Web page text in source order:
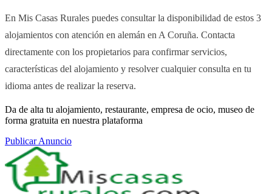
En Mis Casas Rurales puedes consultar la disponibilidad de estos 3
alojamientos con atención en alemán en A Coruña. Contacta
directamente con los propietarios para confirmar servicios,
características del alojamiento y resolver cualquier consulta en tu
idioma antes de realizar la reserva.
Da de alta tu alojamiento, restaurante, empresa de ocio, museo de
forma gratuita en nuestra plataforma
Publicar Anuncio